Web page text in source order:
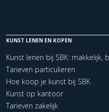
KUNST LENEN EN KOPEN
Kunst lenen bij SBK:
Tarieven particulieren
Hoe koop je kunst bij SBK
Kunst op kantoor
Tarieven zakelijk